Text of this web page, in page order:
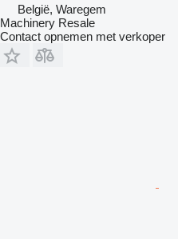
België, Waregem
Machinery Resale
Contact opnemen met verkoper